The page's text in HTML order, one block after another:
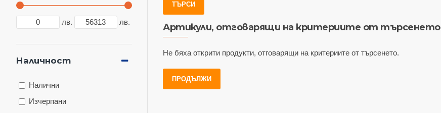
лв. лв.
Наличност
Налични
Изчерпани
ТЪРСИ
Артикули, отговарящи на критериите от търсенето
Не бяха открити продукти, отговарящи на критериите от търсенето.
ПРОДЪЛЖИ